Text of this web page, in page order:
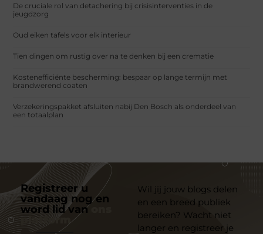
De cruciale rol van detachering bij crisisinterventies in de
jeugdzorg
Oud eiken tafels voor elk interieur
Tien dingen om rustig over na te denken bij een crematie
Kostenefficiënte bescherming: bespaar op lange termijn met
brandwerend coaten
Verzekeringspakket afsluiten nabij Den Bosch als onderdeel van
een totaalplan
Registreer u
vandaag nog en
word lid van
platform
Wil jij jouw blogs delen
en een breed publiek
bereiken? Wacht niet
langer en registreer je